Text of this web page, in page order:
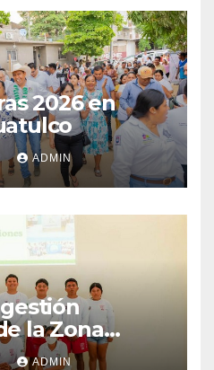
2026 en
ADMIN
la Zona
Terrestre
ADMIN